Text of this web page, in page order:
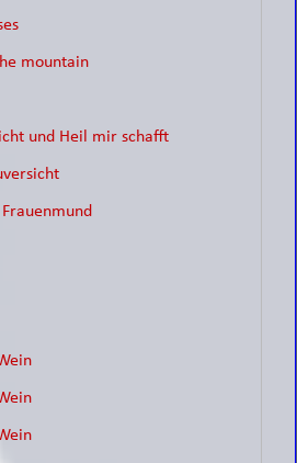
mountain
und Heil mir schafft